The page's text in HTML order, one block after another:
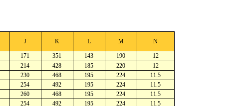
J K L M N
171 351 143 190
12
214 428 185 220
12
230 468 195 224
11.5
254 492 195 224
11.5
260 468 195 224
11.5
254 492 195 224
11.5